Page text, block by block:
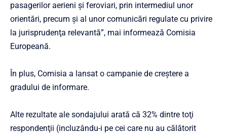
pasagerilor aerieni şi feroviari, prin intermediul unor
orientări, precum şi al unor comunicări regulate cu privire
la jurisprudenţa relevantă”, mai informează Comisia
Europeană.
În plus, Comisia a lansat o campanie de creştere a
gradului de informare.
Alte rezultate ale sondajului arată că 32% dintre toţi
respondenţii (incluzându-i pe cei care nu au călătorit